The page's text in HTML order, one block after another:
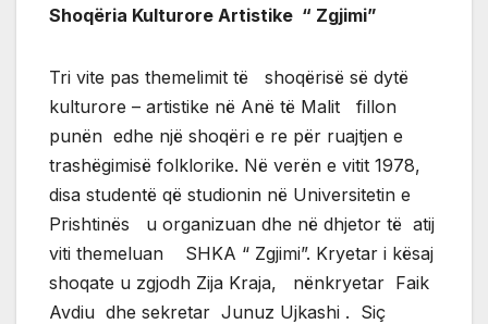
Shoqëria Kulturore Artistike “ Zgjimi”
Tri vite pas themelimit të shoqërisë së dytë
kulturore – artistike në Anë të Malit fillon
punën edhe një shoqëri e re për ruajtjen e
trashëgimisë folklorike. Në verën e vitit 1978,
disa studentë që studionin në Universitetin e
Prishtinës u organizuan dhe në dhjetor të atij
viti themeluan SHKA “ Zgjimi”. Kryetar i kësaj
shoqate u zgjodh Zija Kraja, nënkryetar Faik
Avdiu dhe sekretar Junuz Ujkashi . Siç